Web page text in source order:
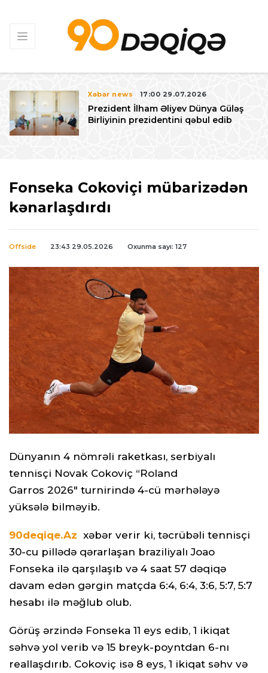
Xəbər news 17:00 29.07.2026
Prezident İlham Əliyev Dünya Güləş
Birliyinin prezidentini qəbul edib
Fonseka Cokoviçi mübarizədən
kənarlaşdırdı
Offside 23:43 29.05.2026 Oxunma sayı: 127
Dünyanın 4 nömrəli raketkası, serbiyalı
tennisçi Novak Cokoviç “Roland
Garros 2026" turnirində 4-cü mərhələyə
yüksələ bilməyib.
90deqiqe.Az xəbər verir ki, təcrübəli tennisçi
30-cu pillədə qərarlaşan braziliyalı Joao
Fonseka ilə qarşılaşıb və 4 saat 57 dəqiqə
davam edən gərgin matçda 6:4, 6:4, 3:6, 5:7, 5:7
hesabı ilə məğlub olub.
Görüş ərzində Fonseka 11 eys edib, 1 ikiqat
səhvə yol verib və 15 breyk-poyntdan 6-nı
reallaşdırıb. Cokoviç isə 8 eys, 1 ikiqat səhv və